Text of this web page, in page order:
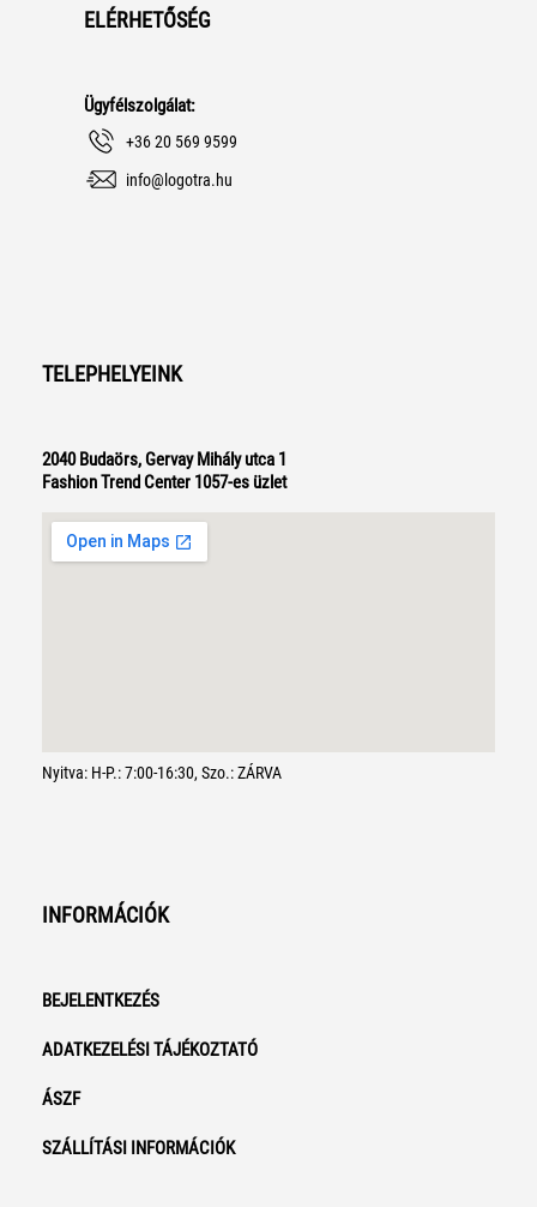
ELÉRHETŐSÉG
Ügyfélszolgálat:
+36 20 569 9599
info@logotra.hu
TELEPHELYEINK
2040 Budaörs, Gervay Mihály utca 1
Fashion Trend Center 1057-es üzlet
Nyitva: H-P.: 7:00-16:30, Szo.: ZÁRVA
INFORMÁCIÓK
BEJELENTKEZÉS
ADATKEZELÉSI TÁJÉKOZTATÓ
ÁSZF
SZÁLLÍTÁSI INFORMÁCIÓK